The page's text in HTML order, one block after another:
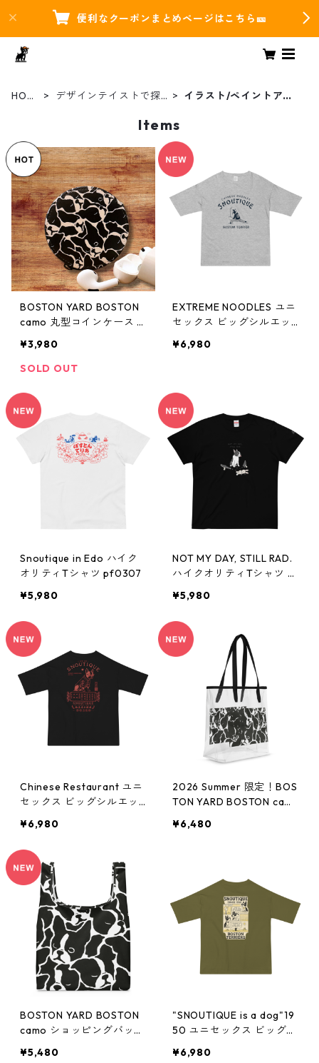
便利なクーポンまとめページはこちら🎫
HOM
デザインテイストで探
イラスト/ペイントアー
Items
BOSTON YARD BOSTON
camo 丸型コインケース o
¥3,980
SOLD OUT
EXTREME NOODLES ユニ
セックス ビッグシルエッ
¥6,980
Snoutique in Edo ハイク
オリティTシャツ pf0307
¥5,980
NOT MY DAY, STILL RAD.
ハイクオリティTシャツ pf
¥5,980
Chinese Restaurant ユニ
セックス ビッグシルエッ
¥6,980
2026 Summer 限定！BOS
TON YARD BOSTON cam
¥6,480
BOSTON YARD BOSTON
camo ショッピングバッグ
¥5,480
"SNOUTIQUE is a dog"19
50 ユニセックス ビッグシ
¥6,980